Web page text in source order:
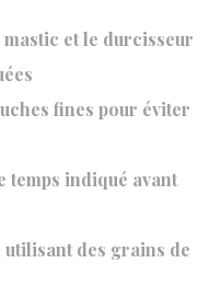
et le durcisseur
fines pour éviter
temps indiqué avant
des grains de